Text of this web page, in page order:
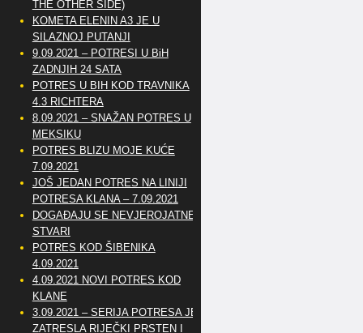
THE OTHER SIDE)
KOMETA ELENIN A3 JE U
SILAZNOJ PUTANJI
9.09.2021 – POTRESI U BiH
ZADNJIH 24 SATA
POTRES U BIH KOD TRAVNIKA
4.3 RICHTERA
8.09.2021 – SNAŽAN POTRES U
MEKSIKU
POTRES BLIZU MOJE KUĆE
7.09.2021
JOŠ JEDAN POTRES NA LINIJI
POTRESA KLANA – 7.09.2021
DOGAĐAJU SE NEVJEROJATNE
STVARI
POTRES KOD ŠIBENIKA
4.09.2021
4.09.2021 NOVI POTRES KOD
KLANE
3.09.2021 – SERIJA POTRESA JE
ZATRESLA RIJEČKI PRSTEN I